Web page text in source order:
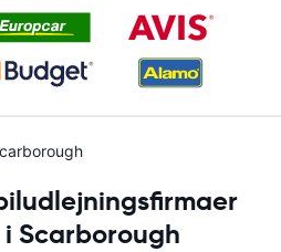
Scarborough